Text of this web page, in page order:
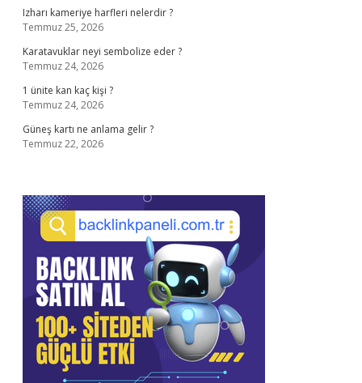
Izharı kameriye harfleri nelerdir ?
Temmuz 25, 2026
Karatavuklar neyi sembolize eder ?
Temmuz 24, 2026
1 ünite kan kaç kişi ?
Temmuz 24, 2026
Güneş kartı ne anlama gelir ?
Temmuz 22, 2026